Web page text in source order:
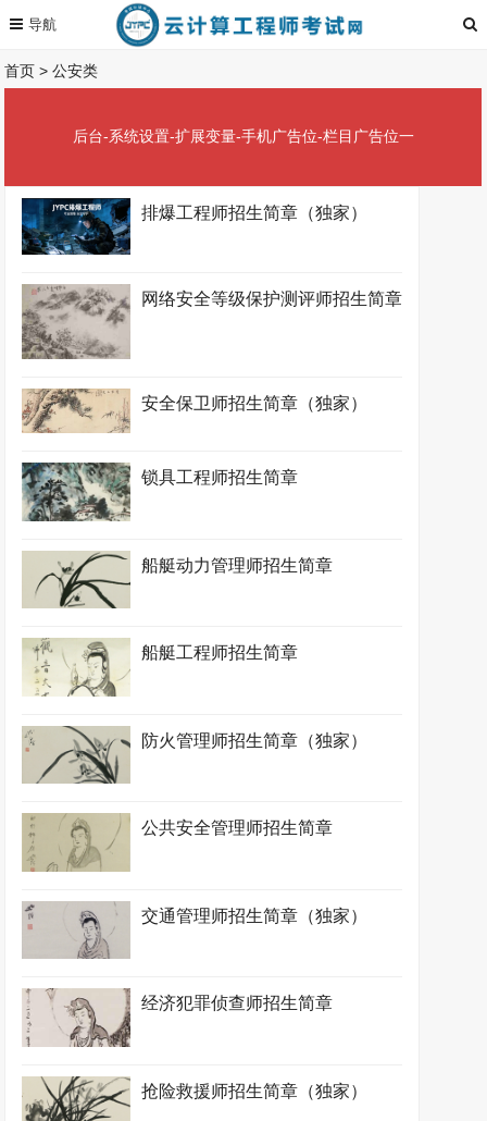
首页 >公安类
后台-系统设置-扩展变量-手机广告位-栏目广告位一
排爆工程师招生简章（独家）
网络安全等级保护测评师招生简章
安全保卫师招生简章（独家）
锁具工程师招生简章
船艇动力管理师招生简章
船艇工程师招生简章
防火管理师招生简章（独家）
公共安全管理师招生简章
交通管理师招生简章（独家）
经济犯罪侦查师招生简章
抢险救援师招生简章（独家）